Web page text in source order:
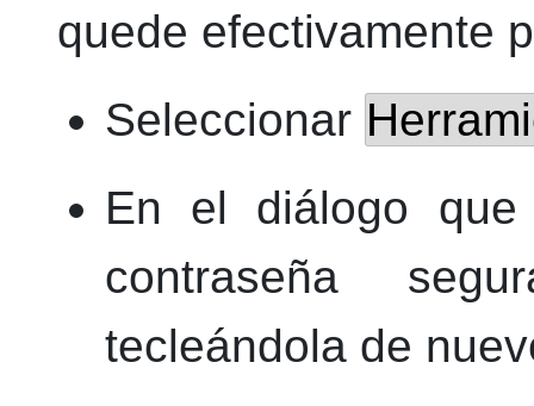
quede efectivamente
Seleccionar
En el diálogo que
contraseña
tecleándola de